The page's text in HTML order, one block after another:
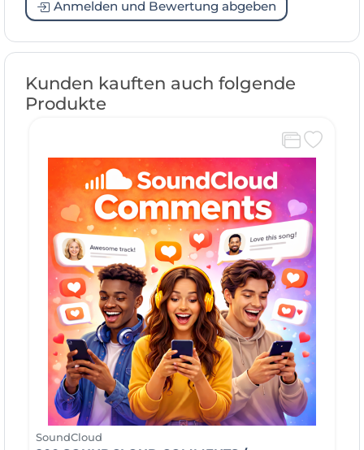
Anmelden und Bewertung abgeben
Kunden kauften auch folgende
Produkte
SoundCloud